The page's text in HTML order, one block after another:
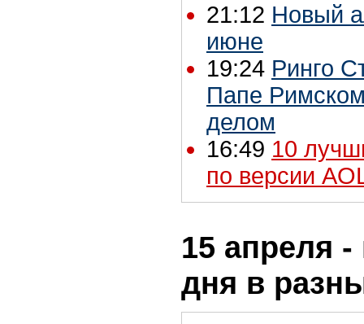
21:12 Новый
июне
19:24 Ринго
Папе
делом
16:49 10
по версии
15 апреля -
дня в